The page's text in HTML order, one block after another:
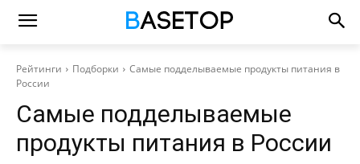
Рейтинги Подборки
Самые подделываемые продукты питания в
России
Самые подделываемые
продукты питания в России